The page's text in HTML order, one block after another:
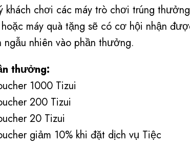
Timezone Parc Mall
Timezone Vincom Đồng Khởi
Timezone SC VivoCity
gian:10.06.2026 cho đến khi hết
khách chơi các máy trò chơi trúng
máy quà tặng sẽ có cơ hội nhận
ngẫu nhiên vào phần thưởng.
thưởng:
1000 Tizui​
200 Tizui​
20 Tizui​
giảm 10%​ khi đặt dịch vụ Tiệc